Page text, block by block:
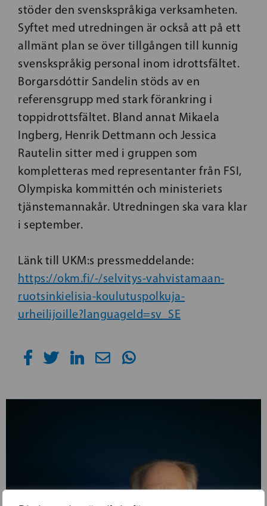
stöder den svenskspråkiga verksamheten.
Syftet med utredningen är också att på ett
allmänt plan se över tillgången till kunnig
svenskspråkig personal inom idrottsfältet.
Borgarsdóttir Sandelin stöds av en
referensgrupp med stark förankring i
toppidrottsfältet. Bland annat Mikaela
Ingberg, Henrik Dettmann och Jessica
Rautelin sitter med i gruppen som
kompletteras med representanter från FSI,
Olympiska kommittén och ministeriets
tjänstemannakår. Utredningen ska vara klar
i september.
Länk till UKM:s pressmeddelande:
https://okm.fi/-/selvitys-vahvistamaan-
ruotsinkielisia-koulutuspolkuja-
urheilijoille?languageId=sv_SE